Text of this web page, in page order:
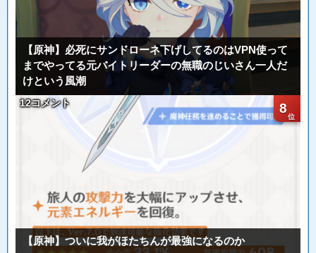
【原神】必死にサンドローネ下げしてるのはVPN使って
までやってる元バイトリーダーの無職のじいさん一人だ
けという風潮
8
12コメント
【原神】ついに我がほたちんが最強になるのか